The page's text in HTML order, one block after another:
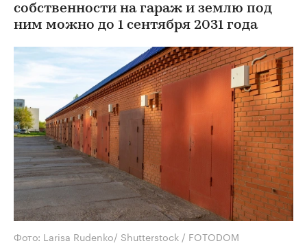
собственности на гараж и землю под
ним можно до 1 сентября 2031 года
Фото: Larisa Rudenko/ Shutterstock / FOTODOM